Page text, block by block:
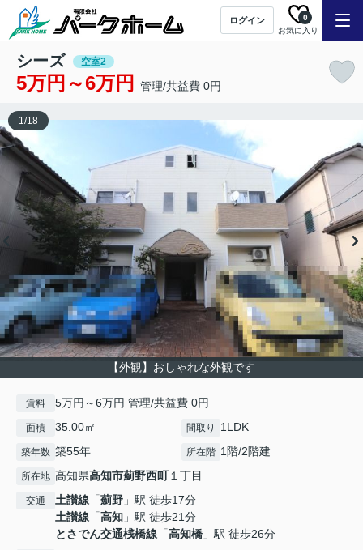
ログイン
お気に入り
0
シーズ 空室2
5万円～6万円 管理/共益費 0円
【外観】おしゃれな外観です
1/18
賃料 5万円～6万円 管理/共益費 0円
面積 35.00㎡ 間取り 1LDK
築年数 築55年 所在階 1階/2階建
所在地 高知県高知市薊野西町１丁目
交通 土讃線 「薊野 」駅 徒歩17分
土讃線 「高知 」駅 徒歩21分
とさでん交通桟橋線 「高知橋 」駅 徒歩26分